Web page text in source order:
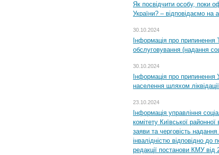
Як посвідчити особу, поки
України? – відповідаємо на
30.10.2024
Інформація про припинення
обслуговування (надання
30.10.2024
Інформація про припинення
населення шляхом ліквідації
23.10.2024
Інформація управління
комітету Київської
заяви та черговість надання
інвалідністю відповідно
редакції постанови КМУ